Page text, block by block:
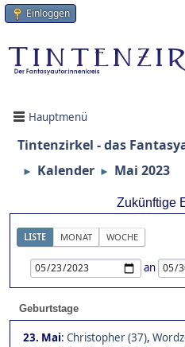
Einloggen
Hauptmenü
Tintenzirkel - das
► Kalender ► Mai 2023
Zukünftige
LISTE MONAT WOCHE
an
Geburtstage
23. Mai: Christopher (37),